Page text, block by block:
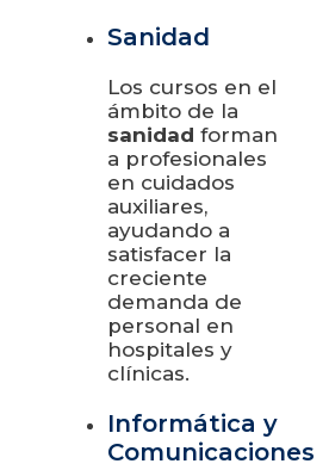
Sanidad
Los cursos en el
ámbito de la
sanidad forman
a profesionales
en cuidados
auxiliares,
ayudando a
satisfacer la
creciente
demanda de
personal en
hospitales y
clínicas.
Informática y
Comunicaciones